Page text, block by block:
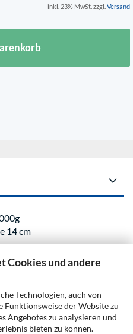
Cookies und andere
Technologien, auch von
der Website zu
Angebotes zu analysieren und
bieten zu können.
inkl. 23% MwSt. zzgl. Versand
14 cm